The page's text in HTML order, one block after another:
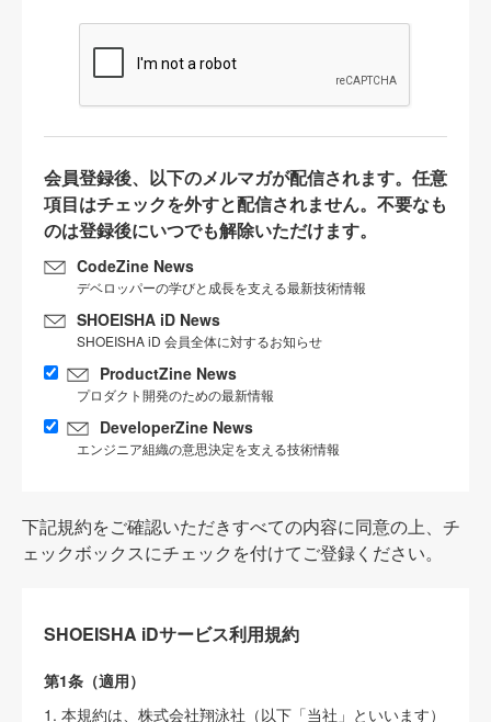
会員登録後、以下のメルマガが配信されます。任意
項目はチェックを外すと配信されません。不要なも
のは登録後にいつでも解除いただけます。
CodeZine News
デベロッパーの学びと成長を支える最新技術情報
SHOEISHA iD News
SHOEISHA iD 会員全体に対するお知らせ
ProductZine News
プロダクト開発のための最新情報
DeveloperZine News
エンジニア組織の意思決定を支える技術情報
下記規約をご確認いただきすべての内容に同意の上、チ
ェックボックスにチェックを付けてご登録ください。
SHOEISHA iDサービス利用規約
第1条（適用）
1. 本規約は、株式会社翔泳社（以下「当社」といいます）